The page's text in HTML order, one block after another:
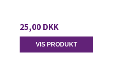
25,00 DKK
VIS PRODUKT